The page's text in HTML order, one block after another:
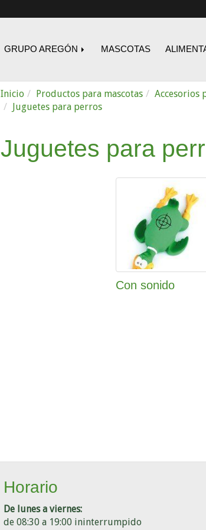
GRUPO AREGÓN MASCOTAS
Inicio Productos para mascotas Accesorios
Juguetes para perros
Juguetes para
Con sonido
Horario
De lunes a viernes:
de 08:30 a 19:00 ininterrumpido